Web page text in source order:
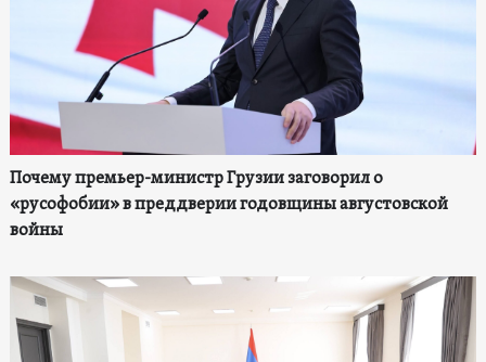
Почему премьер-министр Грузии заговорил о
«русофобии» в преддверии годовщины августовской
войны